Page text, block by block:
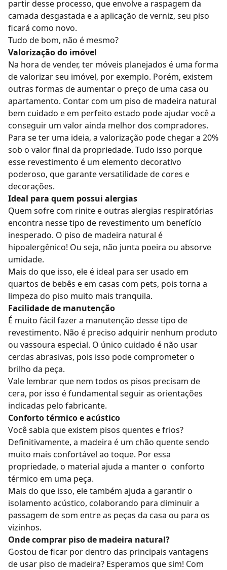
partir desse processo, que envolve a raspagem da
camada desgastada e a aplicação de verniz, seu piso
ficará como novo.
Tudo de bom, não é mesmo?
Valorização do imóvel
Na hora de vender, ter móveis planejados é uma forma
de valorizar seu imóvel, por exemplo. Porém, existem
outras formas de aumentar o preço de uma casa ou
apartamento. Contar com um piso de madeira natural
bem cuidado e em perfeito estado pode ajudar você a
conseguir um valor ainda melhor dos compradores.
Para se ter uma ideia, a valorização pode chegar a 20%
sob o valor final da propriedade. Tudo isso porque
esse revestimento é um elemento decorativo
poderoso, que garante versatilidade de cores e
decorações.
Ideal para quem possui alergias
Quem sofre com rinite e outras alergias respiratórias
encontra nesse tipo de revestimento um benefício
inesperado. O piso de madeira natural é
hipoalergênico! Ou seja, não junta poeira ou absorve
umidade.
Mais do que isso, ele é ideal para ser usado em
quartos de bebês e em casas com pets, pois torna a
limpeza do piso muito mais tranquila.
Facilidade de manutenção
É muito fácil fazer a manutenção desse tipo de
revestimento. Não é preciso adquirir nenhum produto
ou vassoura especial. O único cuidado é não usar
cerdas abrasivas, pois isso pode comprometer o
brilho da peça.
Vale lembrar que nem todos os pisos precisam de
cera, por isso é fundamental seguir as orientações
indicadas pelo fabricante.
Conforto térmico e acústico
Você sabia que existem pisos quentes e frios?
Definitivamente, a madeira é um chão quente sendo
muito mais confortável ao toque. Por essa
propriedade, o material ajuda a manter o conforto
térmico em uma peça.
Mais do que isso, ele também ajuda a garantir o
isolamento acústico, colaborando para diminuir a
passagem de som entre as peças da casa ou para os
vizinhos.
Onde comprar piso de madeira natural?
Gostou de ficar por dentro das principais vantagens
de usar piso de madeira? Esperamos que sim! Com